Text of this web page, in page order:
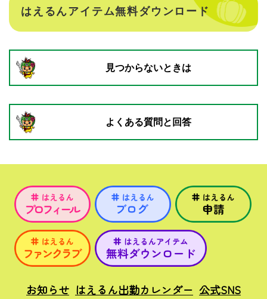
はえるんアイテム無料ダウンロード
見つからないときは
よくある質問と回答
お知らせ はえるん出勤カレンダー 公式SNS